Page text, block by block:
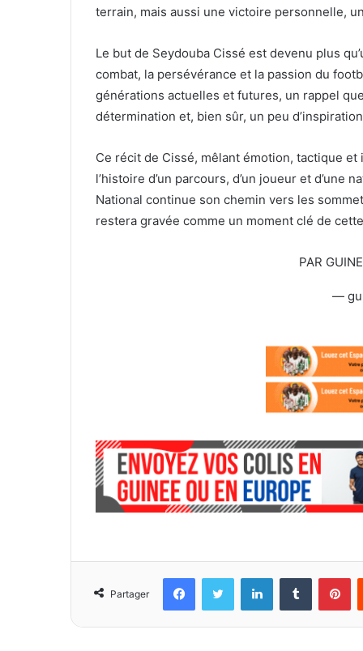
terrain, mais aussi une victoire personnelle,
Le but de Seydouba Cissé est devenu plus
combat, la persévérance et la passion du
générations actuelles et futures, un rappel
détermination et, bien sûr, un peu
Ce récit de Cissé, mêlant émotion, tactique et
l’histoire d’un parcours, d’un joueur et d’une
National continue son chemin vers les
restera gravée comme un moment clé de
PAR
—
Partager